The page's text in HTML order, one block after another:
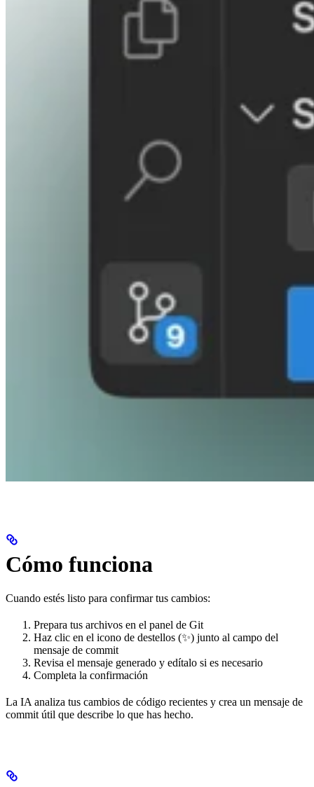
Cómo funciona
Cuando estés listo para confirmar tus cambios:
Prepara tus archivos en el panel de Git
Haz clic en el icono de destellos (✨) junto al campo del
mensaje de commit
Revisa el mensaje generado y edítalo si es necesario
Completa la confirmación
La IA analiza tus cambios de código recientes y crea un mensaje de
commit útil que describe lo que has hecho.